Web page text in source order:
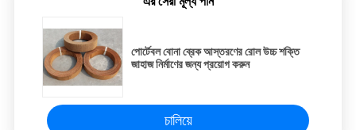
পোর্টেবল বোনা ব্রেক আস্তরণের রোল উচ্চ শক্তি
জাহাজ নির্মাণের জন্য প্রয়োগ করুন
চালিয়ে